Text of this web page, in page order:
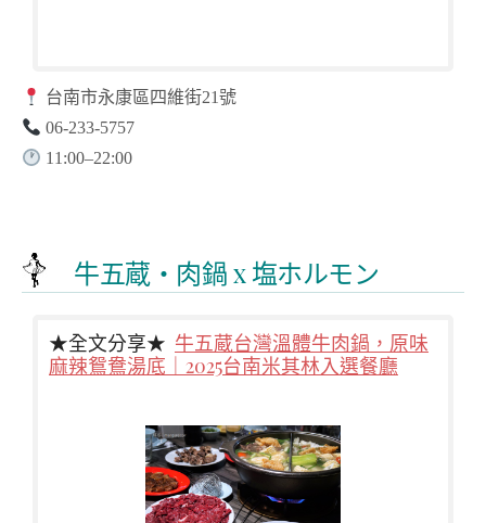
台南市永康區四維街21號
06-233-5757
11:00–22:00
牛五蔵・肉鍋 x 塩ホルモン
★全文分享★ 牛五蔵台灣溫體牛肉鍋，原味
麻辣鴛鴦湯底｜2025台南米其林入選餐廳